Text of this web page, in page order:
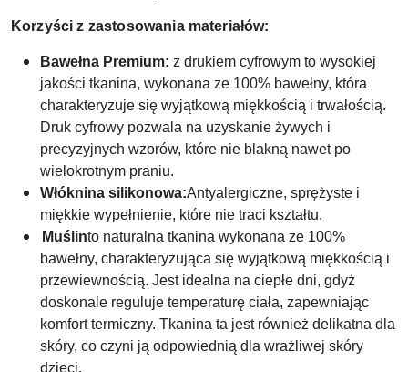
Korzyści z zastosowania materiałów:
Bawełna Premium: z drukiem cyfrowym to wysokiej
jakości tkanina, wykonana ze 100% bawełny, która
charakteryzuje się wyjątkową miękkością i trwałością.
Druk cyfrowy pozwala na uzyskanie żywych i
precyzyjnych wzorów, które nie blakną nawet po
wielokrotnym praniu.
Włóknina silikonowa:Antyalergiczne, sprężyste i
miękkie wypełnienie, które nie traci kształtu.
Muślinto naturalna tkanina wykonana ze 100%
bawełny, charakteryzująca się wyjątkową miękkością i
przewiewnością. Jest idealna na ciepłe dni, gdyż
doskonale reguluje temperaturę ciała, zapewniając
komfort termiczny. Tkanina ta jest również delikatna dla
skóry, co czyni ją odpowiednią dla wrażliwej skóry
dzieci.